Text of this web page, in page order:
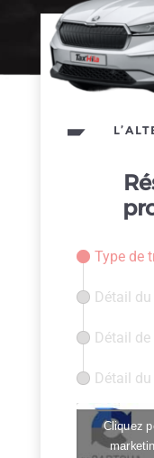
Type de
Détail
Détail
Détail
Cliquez